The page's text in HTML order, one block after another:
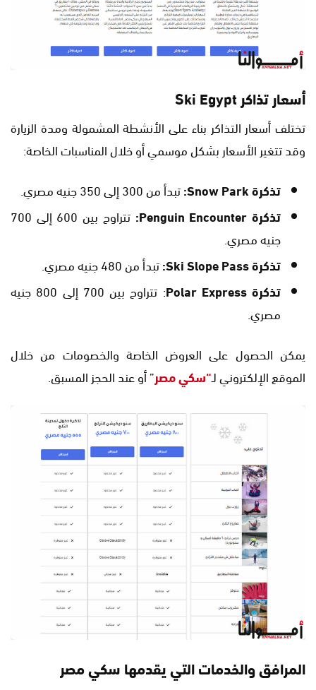
أسعار تذاكر ‎Ski Egypt‎
تختلف أسعار التذاكر بناء على الأنشطة المشمولة ومدة الزيارة
وقد تتغير الأسعار بشكل موسمي أو خلال المناسبات الخاصة:
تذكرة Snow Park: تبدأ من 300 إلى 350 جنيه مصري.
تذكرة Penguin Encounter:
تتراوح بين 600 إلى 700
جنيه مصري.
تذكرة Ski Slope Pass: تبدأ من 480 جنيه مصري.
تذكرة Polar Express
: تتراوح بين 700 إلى 800 جنيه
مصري.
يمكن الحصول على العروض الخاصة والخصومات من خلال
الموقع الإلكتروني لـ“سكي مصر” أو عند الحجز المسبق.
المرافق والخدمات التي يقدمها سكي مصر